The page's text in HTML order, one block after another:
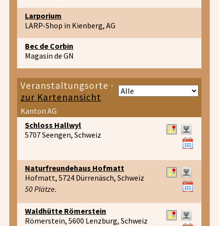
Larporium
LARP-Shop in Kienberg, AG
Bec de Corbin
Magasin de GN
Veranstaltungsorte ·
zur Kartenansicht
Kanton AG
Schloss Hallwyl
5707 Seengen, Schweiz
Naturfreundehaus Hofmatt
Hofmatt, 5724 Dürrenäsch, Schweiz
50 Plätze.
Waldhütte Römerstein
Römerstein, 5600 Lenzburg, Schweiz